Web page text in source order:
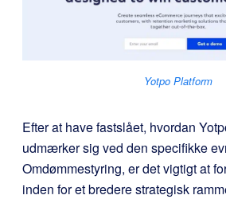
Yotpo Platform
Efter at have fastslået, hvordan
udmærker sig ved den specifikke
Omdømmestyring, er det vigtigt at
inden for et bredere strategisk